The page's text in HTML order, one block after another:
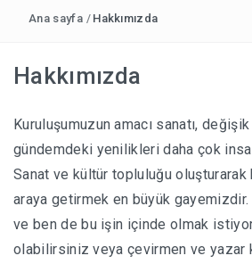
MIMARI
HABERLER
Ana sayfa / Hakkımızda
Hakkımızda
Kuruluşumuzun amacı sanatı,
gündemdeki yenilikleri daha çok
Sanat ve kültür topluluğu oluşturarak
araya getirmek en büyük
ve ben de bu işin içinde olmak
olabilirsiniz veya çevirmen ve yazar